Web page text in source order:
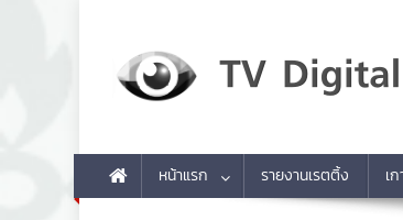
หน้าแรก รายงานเรตติ้ง เ